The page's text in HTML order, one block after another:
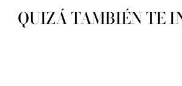
QUIZÁ TAMBIÉN TE